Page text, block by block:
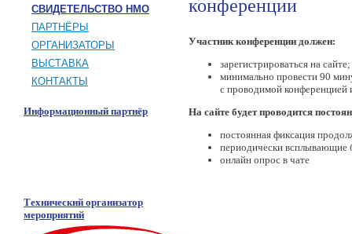
СВИДЕТЕЛЬСТВО НМО
ПАРТНЁРЫ
ОРГАНИЗАТОРЫ
ВЫСТАВКА
КОНТАКТЫ
Информационный партнёр
Технический организатор
мероприятий
конференции
Участник конференции должен:
зарегистрироваться на сайте;
минимально провести 90
с проводимой конференцией
На сайте будет проводится
постоянная фиксация
периодически всплывающие
онлайн опрос в чате